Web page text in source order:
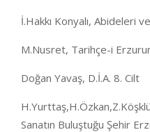
İ.Hakkı Konyalı, Abideleri
M.Nusret, Tarihçe-i
Doğan Yavaş, D.İ.A. 8. Cilt
Sanatın Buluştuğu Şehir